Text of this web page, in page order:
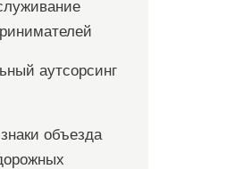
аутсорсинг
объезда